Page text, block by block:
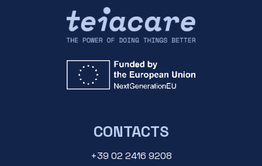
CONTACTS
+39 02 2416 9208